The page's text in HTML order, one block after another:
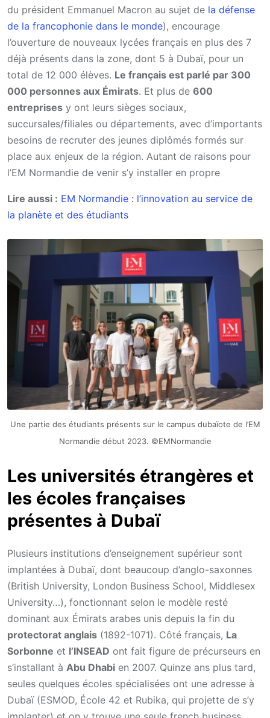
du président Emmanuel Macron au sujet de la défense
de la francophonie dans le monde), encourage
l’ouverture de nouveaux lycées français en plus des 7
déjà présents dans la zone, dont 5 à Dubaï, pour un
total de 12 000 élèves. Le français est parlé par 300
000 personnes aux Émirats. Et plus de 600
entreprises y ont leurs sièges sociaux,
succursales/filiales ou départements, avec d’importants
besoins de recruter des jeunes diplômés formés sur
place aux enjeux de la région. Autant de raisons pour
l’EM Normandie de venir s’y installer en propre
Lire aussi : EM Normandie : l’innovation au service de
la planète et des étudiants
Une partie des étudiants présents sur le campus dubaïote de l’EM
Normandie début 2023. ©EMNormandie
Les universités étrangères et
les écoles françaises
présentes à Dubaï
Plusieurs institutions d’enseignement supérieur sont
implantées à Dubaï, dont beaucoup d’anglo-saxonnes
(British University, London Business School, Middlesex
University…), fonctionnant selon le modèle resté
dominant aux Émirats arabes unis depuis la fin du
protectorat anglais (1892-1071). Côté français, La
Sorbonne et l’INSEAD ont fait figure de précurseurs en
s’installant à Abu Dhabi en 2007. Quinze ans plus tard,
seules quelques écoles spécialisées ont une adresse à
Dubaï (ESMOD, École 42 et Rubika, qui projette de s’y